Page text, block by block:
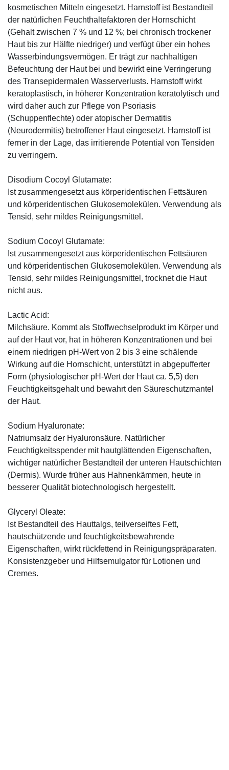
kosmetischen Mitteln eingesetzt. Harnstoff ist Bestandteil
der natürlichen Feuchthaltefaktoren der Hornschicht
(Gehalt zwischen 7 % und 12 %; bei chronisch trockener
Haut bis zur Hälfte niedriger) und verfügt über ein hohes
Wasserbindungsvermögen. Er trägt zur nachhaltigen
Befeuchtung der Haut bei und bewirkt eine Verringerung
des Transepidermalen Wasserverlusts. Harnstoff wirkt
keratoplastisch, in höherer Konzentration keratolytisch und
wird daher auch zur Pflege von Psoriasis
(Schuppenflechte) oder atopischer Dermatitis
(Neurodermitis) betroffener Haut eingesetzt. Harnstoff ist
ferner in der Lage, das irritierende Potential von Tensiden
zu verringern.
Disodium Cocoyl Glutamate:
Ist zusammengesetzt aus körperidentischen Fettsäuren
und körperidentischen Glukosemolekülen. Verwendung als
Tensid, sehr mildes Reinigungsmittel.
Sodium Cocoyl Glutamate:
Ist zusammengesetzt aus körperidentischen Fettsäuren
und körperidentischen Glu­kosemolekülen. Verwendung als
Tensid, sehr mildes Reinigungsmittel, trocknet die Haut
nicht aus.
Lactic Acid:
Milchsäure. Kommt als Stoffwechselprodukt im Körper und
auf der Haut vor, hat in höheren Konzentrationen und bei
einem niedrigen pH-Wert von 2 bis 3 eine schälende
Wirkung auf die Hornschicht, unterstützt in abgepufferter
Form (physiologischer pH-Wert der Haut ca. 5,5) den
Feuchtigkeitsgehalt und bewahrt den Säureschutzmantel
der Haut.
Sodium Hyaluronate:
Natriumsalz der Hyaluronsäure. Natürlicher
Feuchtigkeitsspender mit hautglättenden Eigenschaften,
wichtiger natürlicher Bestandteil der unteren Hautschichten
(Dermis). Wurde früher aus Hahnenkämmen, heute in
besserer Qualität biotechnologisch hergestellt.
Glyceryl Oleate:
Ist Bestandteil des Hauttalgs, teilverseiftes Fett,
hautschützende und feuchtigkeitsbewahrende
Eigenschaften, wirkt rückfettend in Reinigungspräparaten.
Konsistenzgeber und Hilfsemulgator für Lotionen und
Cremes.